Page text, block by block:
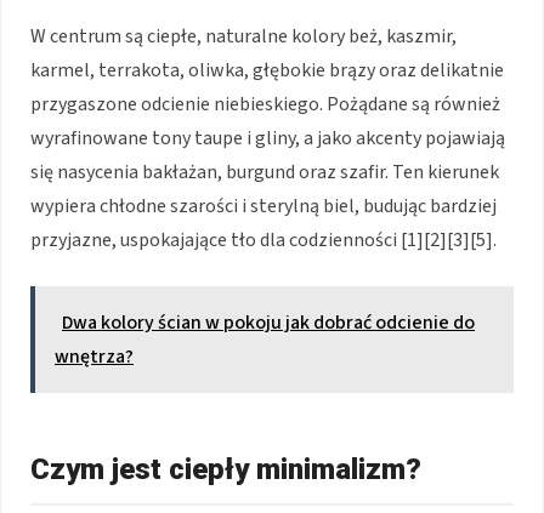
W centrum są ciepłe, naturalne kolory beż, kaszmir,
karmel, terrakota, oliwka, głębokie brązy oraz delikatnie
przygaszone odcienie niebieskiego. Pożądane są również
wyrafinowane tony taupe i gliny, a jako akcenty pojawiają
się nasycenia bakłażan, burgund oraz szafir. Ten kierunek
wypiera chłodne szarości i sterylną biel, budując bardziej
przyjazne, uspokajające tło dla codzienności [1][2][3][5].
Dwa kolory ścian w pokoju jak dobrać odcienie do
wnętrza?
Czym jest ciepły minimalizm?